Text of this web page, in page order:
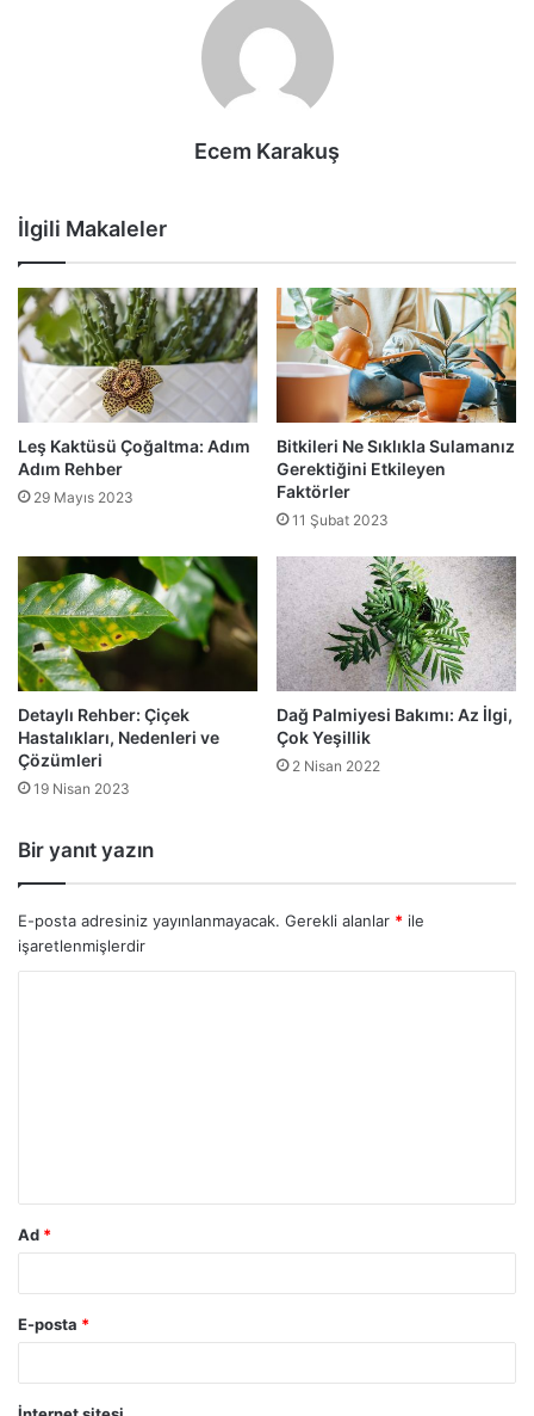
Ecem Karakuş
İlgili Makaleler
Leş Kaktüsü Çoğaltma: Adım
Adım Rehber
29 Mayıs 2023
Bitkileri Ne Sıklıkla Sulamanız
Gerektiğini Etkileyen
Faktörler
11 Şubat 2023
Detaylı Rehber: Çiçek
Hastalıkları, Nedenleri ve
Çözümleri
19 Nisan 2023
Dağ Palmiyesi Bakımı: Az İlgi,
Çok Yeşillik
2 Nisan 2022
Bir yanıt yazın
E-posta adresiniz yayınlanmayacak. Gerekli alanlar * ile
işaretlenmişlerdir
Ad *
E-posta *